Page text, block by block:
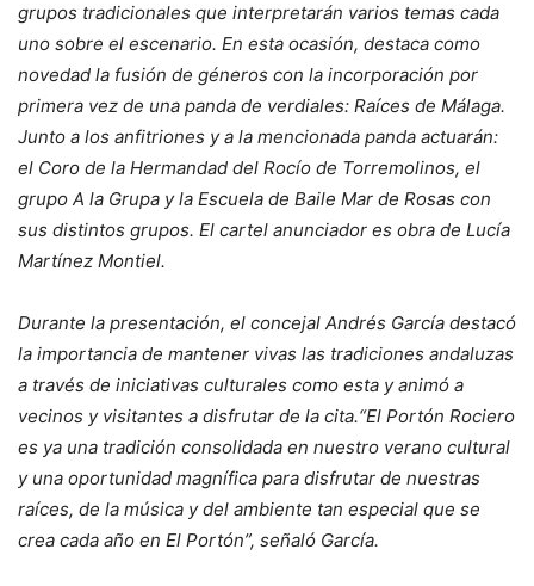
grupos tradicionales que interpretarán varios temas cada
uno sobre el escenario. En esta ocasión, destaca como
novedad la fusión de géneros con la incorporación por
primera vez de una panda de verdiales: Raíces de Málaga.
Junto a los anfitriones y a la mencionada panda actuarán:
el Coro de la Hermandad del Rocío de Torremolinos, el
grupo A la Grupa y la Escuela de Baile Mar de Rosas con
sus distintos grupos. El cartel anunciador es obra de Lucía
Martínez Montiel.
Durante la presentación, el concejal Andrés García destacó
la importancia de mantener vivas las tradiciones andaluzas
a través de iniciativas culturales como esta y animó a
vecinos y visitantes a disfrutar de la cita.“El Portón Rociero
es ya una tradición consolidada en nuestro verano cultural
y una oportunidad magnífica para disfrutar de nuestras
raíces, de la música y del ambiente tan especial que se
crea cada año en El Portón”, señaló García.